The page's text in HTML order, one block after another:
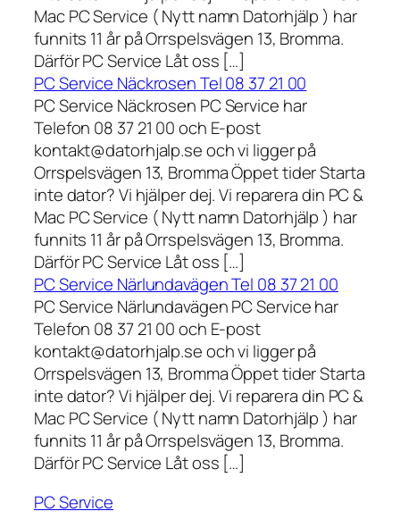
Mac PC Service ( Nytt namn Datorhjälp ) har
funnits 11 år på Orrspelsvägen 13, Bromma.
Därför PC Service Låt oss […]
PC Service Näckrosen Tel 08 37 21 00
PC Service Näckrosen PC Service har
Telefon 08 37 21 00 och E-post
kontakt@datorhjalp.se och vi ligger på
Orrspelsvägen 13, Bromma Öppet tider Starta
inte dator? Vi hjälper dej. Vi reparera din PC &
Mac PC Service ( Nytt namn Datorhjälp ) har
funnits 11 år på Orrspelsvägen 13, Bromma.
Därför PC Service Låt oss […]
PC Service Närlundavägen Tel 08 37 21 00
PC Service Närlundavägen PC Service har
Telefon 08 37 21 00 och E-post
kontakt@datorhjalp.se och vi ligger på
Orrspelsvägen 13, Bromma Öppet tider Starta
inte dator? Vi hjälper dej. Vi reparera din PC &
Mac PC Service ( Nytt namn Datorhjälp ) har
funnits 11 år på Orrspelsvägen 13, Bromma.
Därför PC Service Låt oss […]
PC Service